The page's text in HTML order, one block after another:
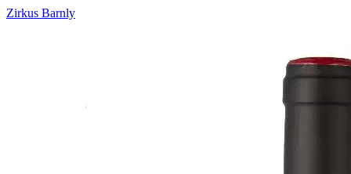
Zirkus Barnly